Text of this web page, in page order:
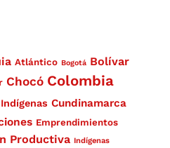
Atlántico Bogotá Bolívar
Chocó Colombia
Cundinamarca
Emprendimientos
Productiva Indígenas